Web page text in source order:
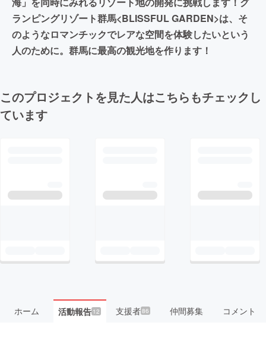
ランピングリゾート群馬<BLISSFUL GARDEN>は、そ
のようなロマンチックでレアな空間を体験したいという
人のために。群馬に最高の観光地を作ります！
このプロジェクトを見た人はこちらもチェックし
ています
ホーム 活動報告12 支援者86 仲間募集 コメント